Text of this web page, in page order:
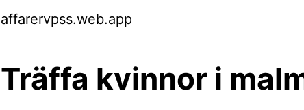
affarervpss.web.app
Träffa kvinnor i